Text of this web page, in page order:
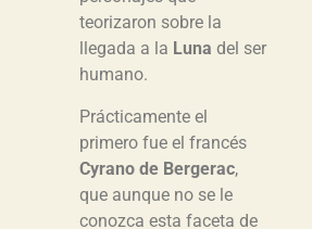
teorizaron sobre la
llegada a la Luna del ser
humano.
Prácticamente el
primero fue el francés
Cyrano de Bergerac,
que aunque no se le
conozca esta faceta de